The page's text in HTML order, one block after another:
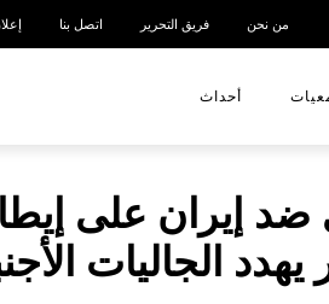
من نحن فريق التحرير اتصل بنا
أحداث
إيران على
الجاليات